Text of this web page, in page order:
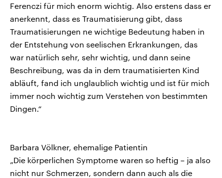
Ferenczi für mich enorm wichtig. Also erstens dass er
anerkennt, dass es Traumatisierung gibt, dass
Traumatisierungen ne wichtige Bedeutung haben in
der Entstehung von seelischen Erkrankungen, das
war natürlich sehr, sehr wichtig, und dann seine
Beschreibung, was da in dem traumatisierten Kind
abläuft, fand ich unglaublich wichtig und ist für mich
immer noch wichtig zum Verstehen von bestimmten
Dingen.“
Barbara Völkner, ehemalige Patientin
„Die körperlichen Symptome waren so heftig – ja also
nicht nur Schmerzen, sondern dann auch als die